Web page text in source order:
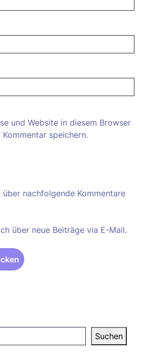
und Website in diesem Browser
speichern.
nachfolgende Kommentare
über neue Beiträge via E-Mail.
Suchen